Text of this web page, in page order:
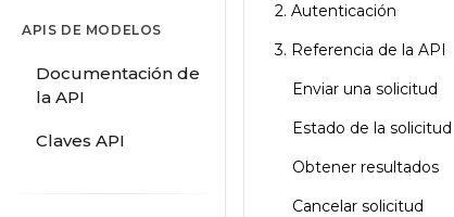
APIS DE MODELOS
Documentación de
la API
Claves API
2. Autenticación
3. Referencia de la API
Enviar una solicitud
Estado de la solicitud
Obtener resultados
Cancelar solicitud